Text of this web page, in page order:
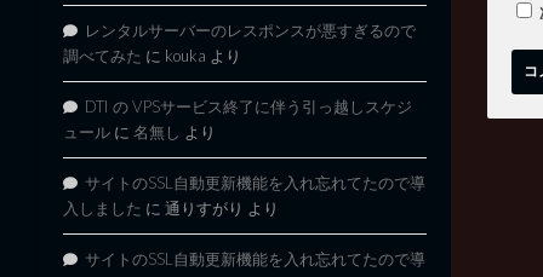
レンタルサーバーのレスポンスが悪すぎるので
調べてみた に kouka より
DTI の VPSサービス終了に伴う引っ越しスケジ
ュール に 名無し より
サイトのSSL自動更新機能を入れ忘れてたので導
入しました に 通りすがり より
サイトのSSL自動更新機能を入れ忘れてたので導